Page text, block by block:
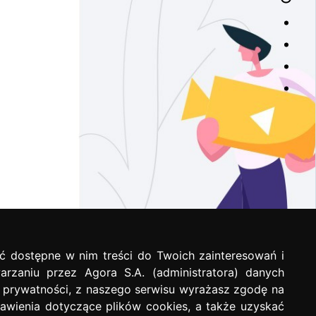
dostępne w nim treści do Twoich zainteresowań i
przez Agora S.A. (administratora) danych
z naszego serwisu wyrażasz zgodę na
dotyczące plików cookies, a także uzyskać